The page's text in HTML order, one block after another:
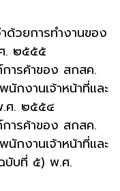
ด้วยการทำงานของ
. ๒๕๕๕
ารค้าของ สกสค.
กงานเจ้าหน้าที่และ
.ศ. ๒๕๕๔
ารค้าของ สกสค.
กงานเจ้าหน้าที่และ
บับที่ ๕) พ.ศ.